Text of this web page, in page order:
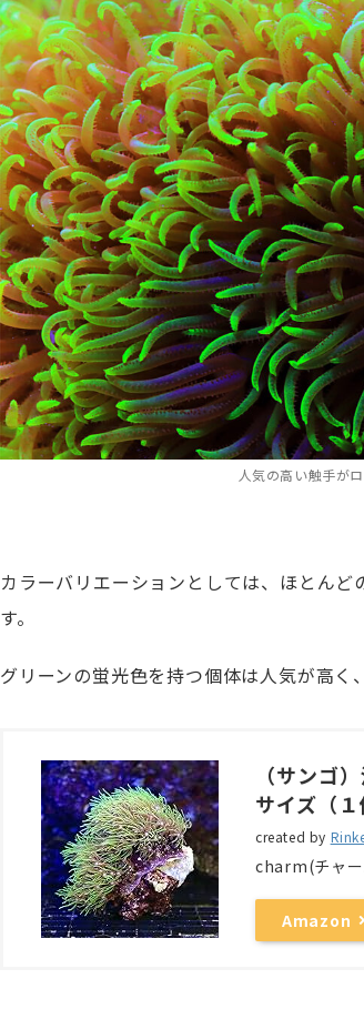
人気の高い触手が
カラーバリエーションとしては、ほとんど
す。
グリーンの蛍光色を持つ個体は人気が高く
（サンゴ
サイズ（
created by
charm(チャ
Amazon